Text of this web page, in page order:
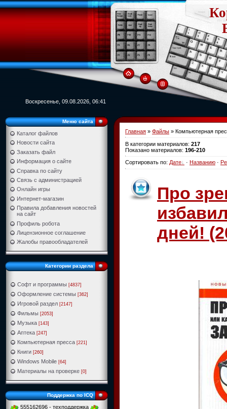
Воскресенье, 09.08.2026, 06:41
Меню сайта
Каталог файлов
Новости сайта
Заказать файл
Информация о сайте
Справка по сайту
Связь с администрацией
Онлайн игры
Интернет-магазин
Правила добавления новостей
на сайт
Профиль робота
Лицензионное соглашение
Жалобы правообладателей
Категории раздела
Софт и программы [4837]
Оформление системы [362]
Игровой раздел [2147]
Фильмы [2053]
Музыка [143]
Аптека [247]
Компьютерная пресса [221]
Книги [260]
Windows Mobile [64]
Материалы на проверке [0]
Поддержка по ICQ
555162696 - техподдержка
Главная » Файлы » Компьютерная
В категории материалов: 217
Показано материалов: 196-210
Сортировать по: Дате · Названию ·
Про
дней!